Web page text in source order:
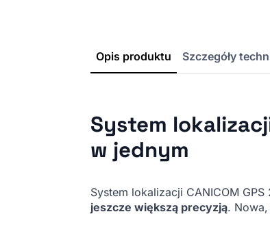
Opis produktu Szczegóły
System
w jednym
System lokalizacji CANICOM
jeszcze większą precyzją.